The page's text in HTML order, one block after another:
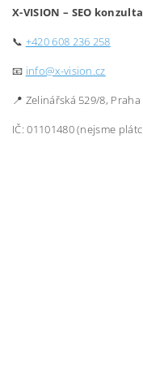
X-VISION – SEO
📞 +420 608 236 258
📧 info@x-vision.cz
📍 Zelinářská 529/8,
IČ: 01101480 (nejsme